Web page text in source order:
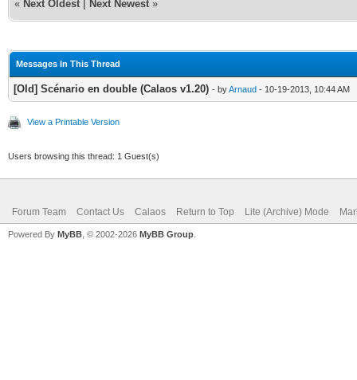
« Next Oldest Next Newest »
Messages In This Thread
[Old] Scénario en double (Calaos v1.20) - byArnaud - 10-19-2013, 10:44 AM
View a Printable Version
Users browsing this thread: 1 Guest(s)
Forum Team Contact Us Calaos Return to Top Lite (Archive) Mode
Powered By MyBB , © 2002-2026 MyBB Group